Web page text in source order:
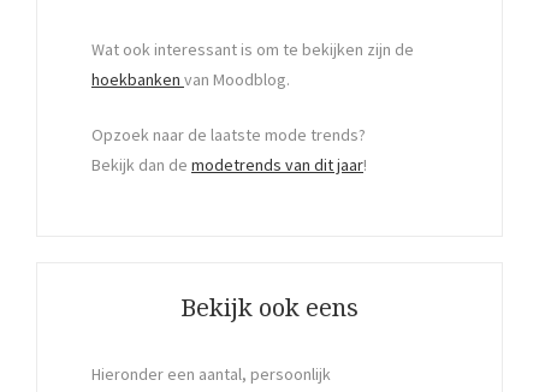
Wat ook interessant is om te bekijken zijn de
hoekbanken van Moodblog.
Opzoek naar de laatste mode trends?
Bekijk dan de modetrends van dit jaar!
Bekijk ook eens
Hieronder een aantal, persoonlijk